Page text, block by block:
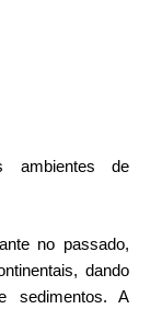
ambientes de
no passado,
dando
sedimentos. A